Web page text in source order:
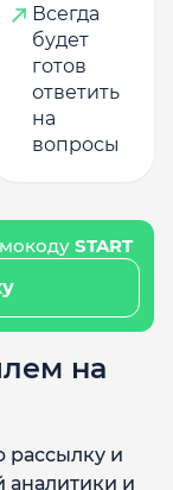
Всегда
будет
готов
ответить
на
вопросы
START
на
и
аналитики и